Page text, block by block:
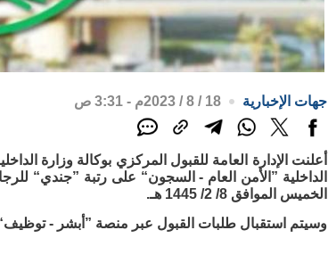
جهات الإخبارية 18 / 8 / 2023م - 3:31 ص
أعلنت الإدارة العامة للقبول المركزي بوكالة وزارة
الخميس الموافق 8/ 2/ 1445 هـ.
وسيتم استقبال طلبات القبول عبر منصة ”أبشر -